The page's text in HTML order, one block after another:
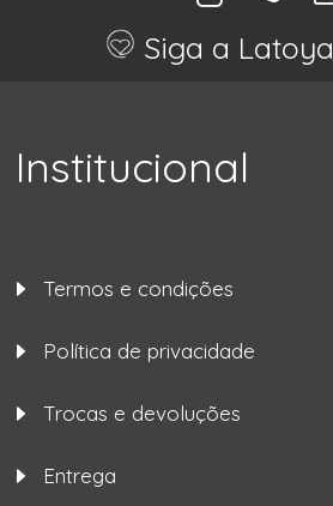
Siga a Latoya
Institucional
Termos e condições
Política de privacidade
Trocas e devoluções
Entrega